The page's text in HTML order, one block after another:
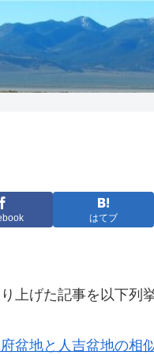
はてブ
上げた記事を以下列
盆地と人吉盆地の相